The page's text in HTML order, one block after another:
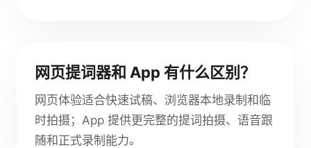
网页提词器和 App 有什么区别？
网页体验适合快速试稿、浏览器本地录制和临
时拍摄；App 提供更完整的提词拍摄、语音跟
随和正式录制能力。